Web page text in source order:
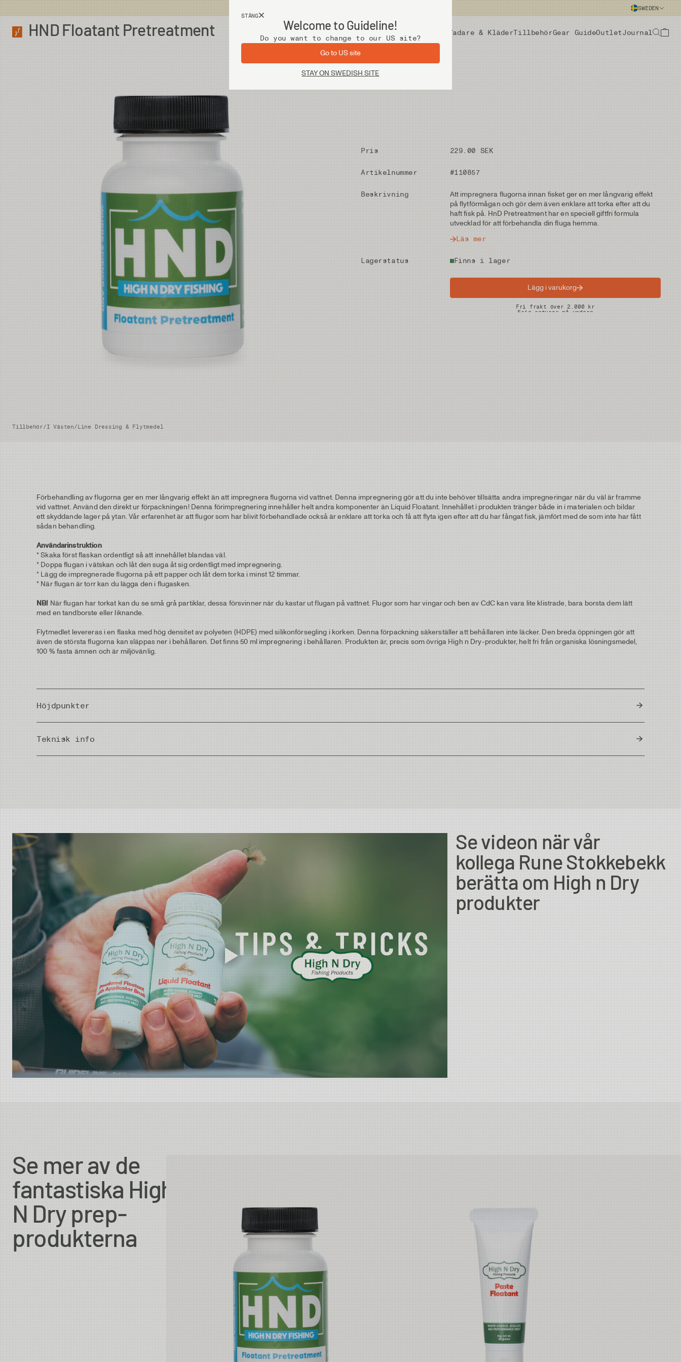
STÄNG
Welcome to Guideline!
Do you want to change to our US site?
Go to US site
STAY ON SWEDISH SITE
SWEDEN
HND Floatant Pretreatment Vadare & KläderTillbehörGear GuideOutletJournal
Tillbehör/I Västen/Line Dressing & Flytmedel
Pris 229.00 SEK
Artikelnummer #110857
Beskrivning
Att impregnera flugorna innan fisket ger en mer långvarig effekt
på flytförmågan och gör dem även enklare att torka efter att du
haft fisk på. HnD Pretreatment har en speciell giftfri formula
utvecklad för att förbehandla din fluga hemma.
Läs mer
Lagerstatus Finns i lager
Lägg i varukorg
Snabba leveranser
Fri frakt över 2.000 kr
Förbehandling av flugorna ger en mer långvarig effekt än att impregnera flugorna vid vattnet. Denna impregnering gör att du inte behöver tillsätta andra impregneringar när du väl är framme
vid vattnet. Använd den direkt ur förpackningen! Denna förimpregnering innehåller helt andra komponenter än Liquid Floatant. Innehållet i produkten tränger både in i materialen och bildar
ett skyddande lager på ytan. Vår erfarenhet är att flugor som har blivit förbehandlade också är enklare att torka och få att flyta igen efter att du har fångat fisk, jämfört med de som inte har fått
sådan behandling.
Användarinstruktion
* Skaka först flaskan ordentligt så att innehållet blandas väl.
* Doppa flugan i vätskan och låt den suga åt sig ordentligt med impregnering.
* Lägg de impregnerade flugorna på ett papper och låt dem torka i minst 12 timmar.
* När flugan är torr kan du lägga den i flugasken.
NB!När flugan har torkat kan du se små grå partiklar, dessa försvinner när du kastar ut flugan på vattnet. Flugor som har vingar och ben av CdC kan vara lite klistrade, bara borsta dem lätt
med en tandborste eller liknande.
Flytmedlet levereras i en flaska med hög densitet av polyeten (HDPE) med silikonförsegling i korken. Denna förpackning säkerställer att behållaren inte läcker. Den breda öppningen gör att
även de största flugorna kan släppas ner i behållaren. Det finns 50 ml impregnering i behållaren. Produkten är, precis som övriga High n Dry-produkter, helt fri från organiska lösningsmedel,
100 % fasta ämnen och är miljövänlig.
Höjdpunkter
Suverän flytförmåga.
Lätt att applicera, doppa flugan och låt den torka i minst 12 timmar.
Brandsäker, den innehåller inga organiska lösningsmedel, är 100% fasta ämnen och är miljövänlig.
Fungerar på alla flugor, perfekt för CDC.
Säker flaska, inget kladd.
Generös flaska, innehåller 50g/50ml.
Skaka väl innan användning.
Teknisk info
Country of Origin USA
Se videon när vår
kollega Rune Stokkebekk
berätta om High n Dry
produkter
Se mer av de
fantastiska High
N Dry prep-
produkterna